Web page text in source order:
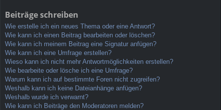
Beiträge schreiben
Wie erstelle ich ein neues Thema oder eine Antwort?
Wie kann ich einen Beitrag bearbeiten oder löschen?
Wie kann ich meinem Beitrag eine Signatur anfügen?
Wie kann ich eine Umfrage erstellen?
Wieso kann ich nicht mehr Antwortmöglichkeiten erstellen?
Wie bearbeite oder lösche ich eine Umfrage?
Warum kann ich auf bestimmte Foren nicht zugreifen?
Weshalb kann ich keine Dateianhänge anfügen?
Weshalb wurde ich verwarnt?
Wie kann ich Beiträge den Moderatoren melden?